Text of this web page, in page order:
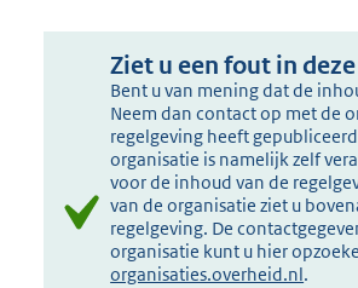
Ziet u een fout in
Bent u van mening dat de
Neem dan contact op met de
regelgeving heeft
organisatie is namelijk zelf
voor de inhoud van de
van de organisatie ziet u
regelgeving. De
organisatie kunt u hier
organisaties.overheid.nl.